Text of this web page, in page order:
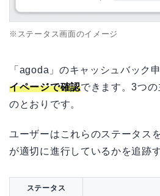
※ステータス画面のイメージ
「agoda」のキャッシュバック申
イページで確認できます。3つ
のとおりです。
ユーザーはこれらのステータス
が適切に進行しているかを追跡
ステータス